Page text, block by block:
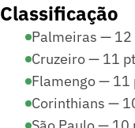
Classificação
Palmeiras — 12
Cruzeiro — 11
Flamengo — 11
Corinthians —